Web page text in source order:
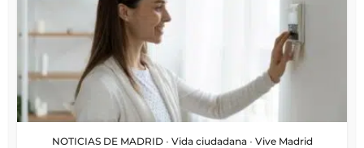
NOTICIAS DE MADRID • Vida ciudadana • Vive Madrid